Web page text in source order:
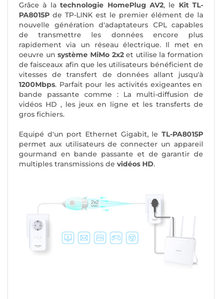
Grâce à latechnologie HomePlug AV2, le Kit TL-
PA8015P de TP-LINK est le premier élément de la
nouvelle génération d'adaptateurs CPL capables
de transmettre les données encore plus
rapidement via un réseau électrique. Il met en
oeuvre unsystème MiMo 2x2et utilise la formation
de faisceaux afin que les utilisateurs bénéficient de
vitesses de transfert de données allant jusqu'à
1200Mbps. Parfait pour les activités exigeantes en
bande passante comme : La multi-diffusion de
vidéos HD , les jeux en ligne et les transferts de
gros fichiers.
Equipé d'un port Ethernet Gigabit, le TL-PA8015P
permet aux utilisateurs de connecter un appareil
gourmand en bande passante et de garantir de
multiples transmissions de vidéos HD.